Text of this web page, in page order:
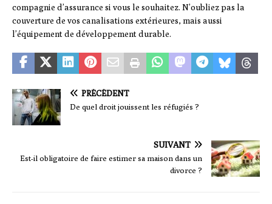
compagnie d’assurance si vous le souhaitez. N’oubliez pas la
couverture de vos canalisations extérieures, mais aussi
l’équipement de développement durable.
PRÉCÉDENT
De quel droit jouissent les réfugiés ?
SUIVANT
Est-il obligatoire de faire estimer sa maison dans un
divorce ?